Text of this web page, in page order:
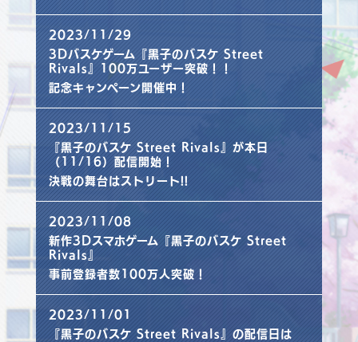
2023/11/29
3Dバスケゲーム『黒子のバスケ Street
Rivals』100万ユーザー突破！！
記念キャンペーン開催中！
2023/11/15
『黒子のバスケ Street Rivals』が本日
（11/16）配信開始！
決戦の舞台はストリート!!
2023/11/08
新作3Dスマホゲーム『黒子のバスケ Street
Rivals』
事前登録者数100万人突破！
2023/11/01
『黒子のバスケ Street Rivals』の配信日は